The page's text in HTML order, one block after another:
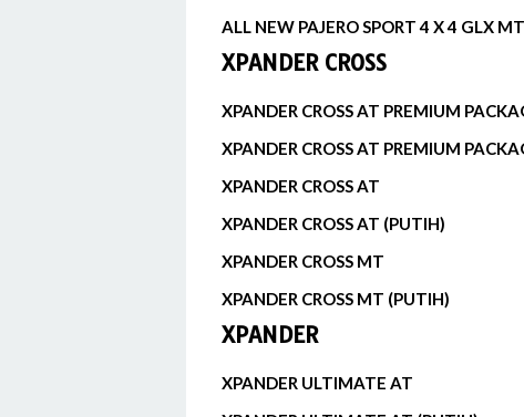
ALL NEW PAJERO SPORT 4 X 4 GLX
XPANDER CROSS
XPANDER CROSS AT PREMIUM
XPANDER CROSS AT PREMIUM
XPANDER CROSS AT
XPANDER CROSS AT (PUTIH)
XPANDER CROSS MT
XPANDER CROSS MT (PUTIH)
XPANDER
XPANDER ULTIMATE AT